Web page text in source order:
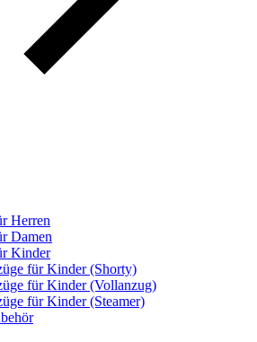
Herren
Damen
Kinder
für Kinder (Shorty)
für Kinder (Vollanzug)
für Kinder (Steamer)